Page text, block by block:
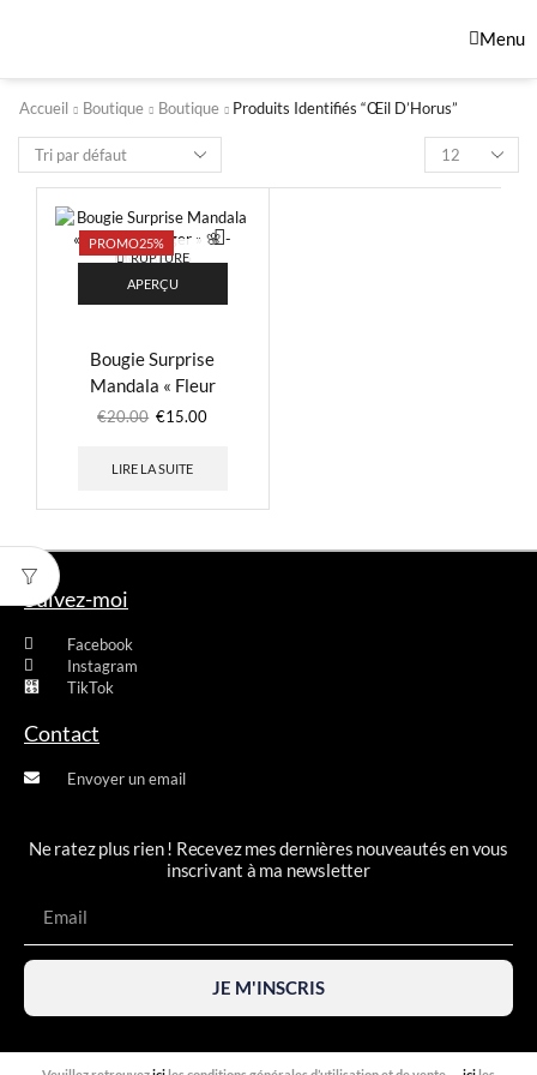
Menu
Accueil Boutique Boutique Produits Identifiés “œil D’Horus”
PROMO25%
RUPTURE
DE STOCK
APERÇU
Bougie Surprise
Mandala « Fleur
d’Oranger » 🌸 –
€20.00 €15.00
LIRE LA SUITE
Suivez-moi
Facebook
Instagram
TikTok
Contact
Envoyer un email
Ne ratez plus rien ! Recevez mes dernières nouveautés en vous
inscrivant à ma newsletter
JE M'INSCRIS